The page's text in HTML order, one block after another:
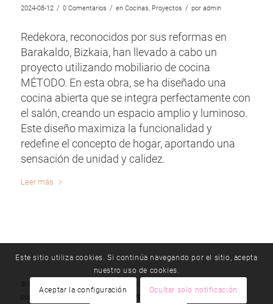
2024-08-12 / 0 Comentarios / en Cocinas, Proyectos / por admin
Redekora, reconocidos por sus reformas en
Barakaldo, Bizkaia, han llevado a cabo un
proyecto utilizando mobiliario de cocina
MÉTODO. En esta obra, se ha diseñado una
cocina abierta que se integra perfectamente con
el salón, creando un espacio amplio y luminoso.
Este diseño maximiza la funcionalidad y
redefine el concepto de hogar, aportando una
sensación de unidad y calidez.
Leer más
© Copyright - método |
E
cocinasmetodo@cocinasmetodo.es
POLÍTICA DE PRIVACIDAD
Este sitio utiliza cookies. Si continúa navegando por el sitio, acepta
nuestro uso de cookies.
Aceptar la configuración Ocultar solo notificación